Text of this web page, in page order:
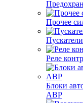
Прочее
Пускатели
Реле
Блоки
АВР